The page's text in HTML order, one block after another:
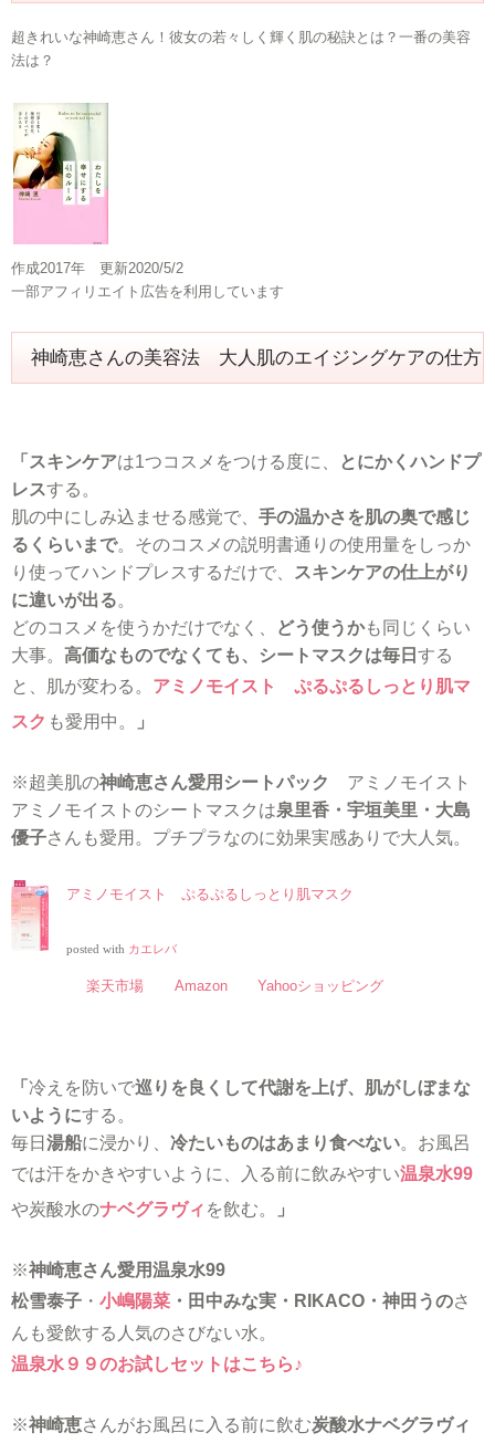
超きれいな神崎恵さん！彼女の若々しく輝く肌の秘訣とは？一番の美容
法は？
作成2017年 更新2020/5/2
一部アフィリエイト広告を利用しています
神崎恵さんの美容法 大人肌のエイジングケアの仕方
「スキンケアは1つコスメをつける度に、
とにかくハンドプ
レスする。
肌の中にしみ込ませる感覚で、 手の温かさを肌の奥で感じ
るくらいまで。そのコスメの説明書通りの使用量をしっか
り使ってハンドプレスするだけで、
スキンケアの仕上がり
に違いが出る。
どのコスメを使うかだけでなく、
どう使うかも同じくらい
大事。 高価なものでなくても、シートマスクは毎日 する
と、肌が変わる。 アミノモイスト ぷるぷるしっとり肌マ
スク も愛用中。 」
※超美肌の神崎恵さん愛用シートパック
アミノモイスト
アミノモイストのシートマスクは泉里香・宇垣美里・大島
優子さんも愛用。プチプラなのに効果実感ありで大人気。
アミノモイスト ぷるぷるしっとり肌マスク
posted with カエレバ
楽天市場 Amazon Yahooショッピング
「 冷えを防いで巡りを良くして代謝を上げ、肌がしぼまな
いようにする。
毎日 湯船に浸かり、 冷たいものはあまり食べない。お風呂
では汗をかきやすいように、入る前に飲みやすい温泉水99
や炭酸水のナベグラヴィ を飲む。 」
※神崎恵さん愛用温泉水99
松雪泰子 ・ 小嶋陽菜 ・田中みな実・RIKACO・神田うのさ
んも愛飲する人気のさびない水。
温泉水９９のお試しセットはこちら♪
※神崎恵さんがお風呂に入る前に飲む炭酸水ナベグラヴィ